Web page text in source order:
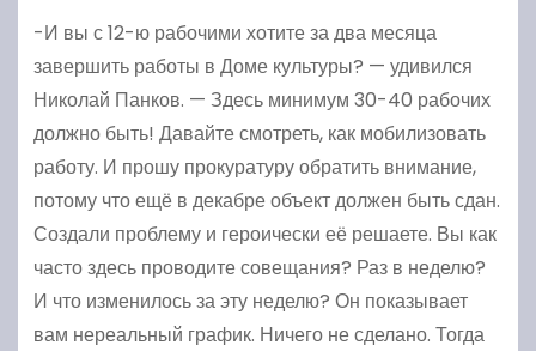
-И вы с 12-ю рабочими хотите за два месяца
завершить работы в Доме культуры? — удивился
Николай Панков. — Здесь минимум 30-40 рабочих
должно быть! Давайте смотреть, как мобилизовать
работу. И прошу прокуратуру обратить внимание,
потому что ещё в декабре объект должен быть сдан.
Создали проблему и героически её решаете. Вы как
часто здесь проводите совещания? Раз в неделю?
И что изменилось за эту неделю? Он показывает
вам нереальный график. Ничего не сделано. Тогда